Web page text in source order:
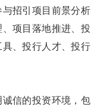
招引项目前景分析
项目落地推进、投
、投行人才、投行
信的投资环境，包